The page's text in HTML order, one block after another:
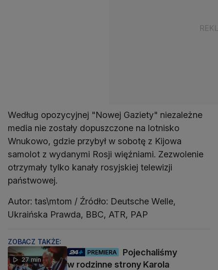
Według opozycyjnej "Nowej Gaziety" niezależne
media nie zostały dopuszczone na lotnisko
Wnukowo, gdzie przybył w sobotę z Kijowa
samolot z wydanymi Rosji więźniami. Zezwolenie
otrzymały tylko kanały rosyjskiej telewizji
państwowej.
Autor: tas\mtom / Źródło: Deutsche Welle,
Ukraińska Prawda, BBC, ATR, PAP
ZOBACZ TAKŻE:
27 min
PREMIERA
Pojechaliśmy
w rodzinne strony Karola